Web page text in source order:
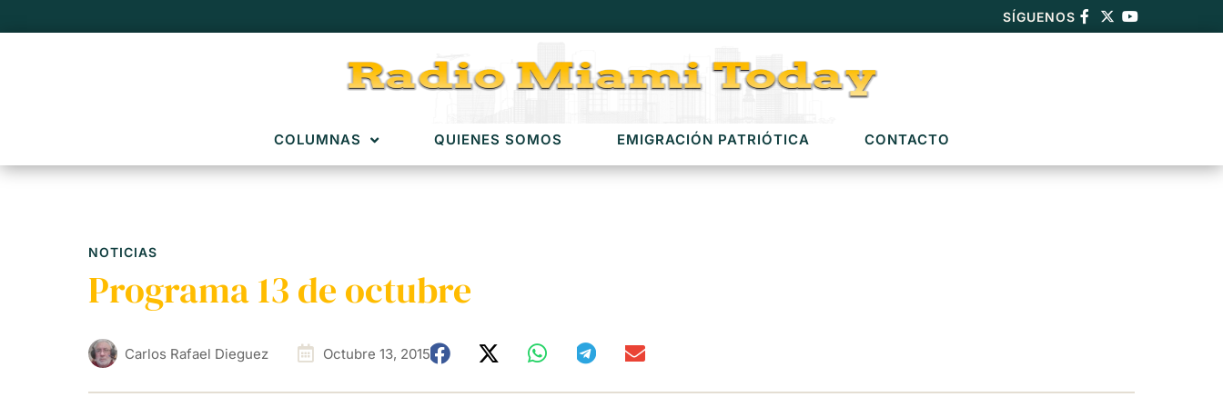
SÍGUENOS
COLUMNAS QUIENES SOMOS EMIGRACIÓN PATRIÓTICA CONTACTO
NOTICIAS
Programa 13 de octubre
Carlos Rafael Dieguez Octubre 13, 2015